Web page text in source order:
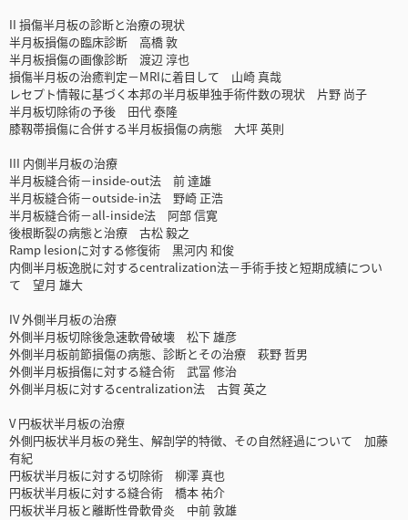
II 損傷半月板の診断と治療の現状
半月板損傷の臨床診断 高橋 敦
半月板損傷の画像診断 渡辺 淳也
損傷半月板の治癒判定－MRIに着目して 山崎 真哉
レセプト情報に基づく本邦の半月板単独手術件数の現状 片野 尚子
半月板切除術の予後 田代 泰隆
膝靱帯損傷に合併する半月板損傷の病態 大坪 英則
III 内側半月板の治療
半月板縫合術－inside-out法 前 達雄
半月板縫合術－outside-in法 野崎 正浩
半月板縫合術－all-inside法 阿部 信寛
後根断裂の病態と治療 古松 毅之
Ramp lesionに対する修復術 黒河内 和俊
内側半月板逸脱に対するcentralization法－手術手技と短期成績につい
て 望月 雄大
IV 外側半月板の治療
外側半月板切除後急速軟骨破壊 松下 雄彦
外側半月板前節損傷の病態、診断とその治療 萩野 哲男
外側半月板損傷に対する縫合術 武冨 修治
外側半月板に対するcentralization法 古賀 英之
V 円板状半月板の治療
外側円板状半月板の発生、解剖学的特徴、その自然経過について 加藤
有紀
円板状半月板に対する切除術 柳澤 真也
円板状半月板に対する縫合術 橋本 祐介
円板状半月板と離断性骨軟骨炎 中前 敦雄